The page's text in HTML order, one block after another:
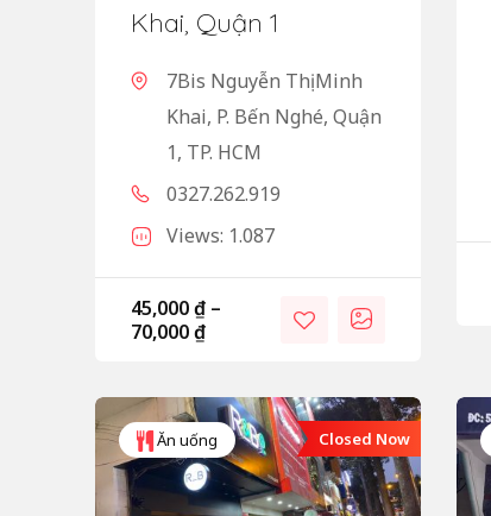
Khai, Quận 1
7Bis Nguyễn Thị Minh
Khai, P. Bến Nghé, Quận
1, TP. HCM
0327.262.919
Views: 1.087
45,000₫ –
70,000₫
Ăn uống Closed Now